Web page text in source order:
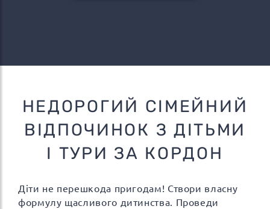
НЕДОРОГИЙ СІМЕЙНИЙ
ВІДПОЧИНОК З ДІТЬМИ
І ТУРИ ЗА КОРДОН
Діти не перешкода пригодам! Створи власну
формулу щасливого дитинства. Проведи